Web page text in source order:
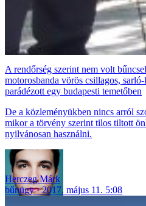
A rendőrség szerint nem volt
motorosbanda vörös csillagos,
parádézott egy budapesti temetőben
De a közleményükben nincs arról
mikor a törvény szerint tilos tiltott
nyilvánosan használni.
Herczeg Márk
bűnügy
2017. május 11. 5:08